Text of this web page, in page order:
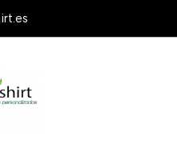
Out And Down Ref: F108